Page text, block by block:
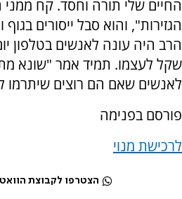
החיים שלי תורה וחסד. קח
הגזירות", והוא סבל ייסורים
הרב היה עונה לאנשים בטלפון
שקל לעצמו. תמיד אמר "שונא
לאנשים שאם הם רוצים שיתרמו
פורסם בפנימה
לרכישת מנוי
הצטרפו לקבוצת